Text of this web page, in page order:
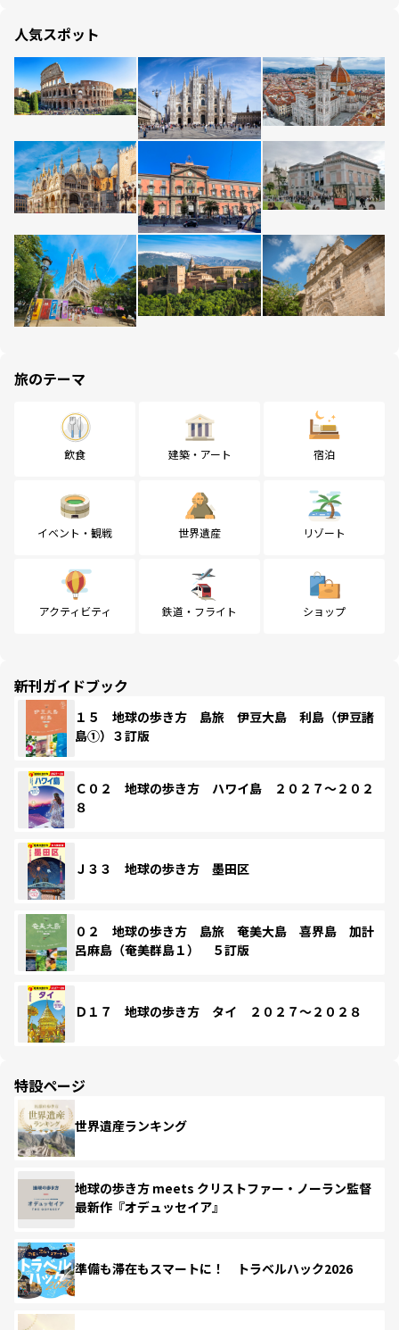
人気スポット
旅のテーマ
飲食 建築・アート 宿泊
イベント・観戦 世界遺産 リゾート
アクティビティ 鉄道・フライト ショップ
新刊ガイドブック
１５ 地球の歩き方 島旅 伊豆大島 利島（伊豆諸
島①）３訂版
Ｃ０２ 地球の歩き方 ハワイ島 ２０２７～２０２
８
Ｊ３３ 地球の歩き方 墨田区
０２ 地球の歩き方 島旅 奄美大島 喜界島 加計
呂麻島（奄美群島１） ５訂版
Ｄ１７ 地球の歩き方 タイ ２０２７～２０２８
特設ページ
世界遺産ランキング
地球の歩き方 meets クリストファー・ノーラン監督
最新作『オデュッセイア』
準備も滞在もスマートに！ トラベルハック2026